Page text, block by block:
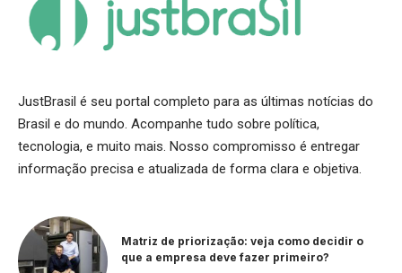
JustBrasil é seu portal completo para as últimas notícias do
Brasil e do mundo. Acompanhe tudo sobre política,
tecnologia, e muito mais. Nosso compromisso é entregar
informação precisa e atualizada de forma clara e objetiva.
Matriz de priorização: veja como decidir o
que a empresa deve fazer primeiro?